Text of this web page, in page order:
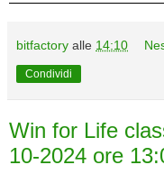
bitfactory alle 14:10
Condividi
Win for Life
10-2024 ore